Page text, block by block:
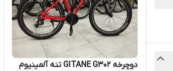
دوچرخه GITANE G302 تنه آلمینیوم